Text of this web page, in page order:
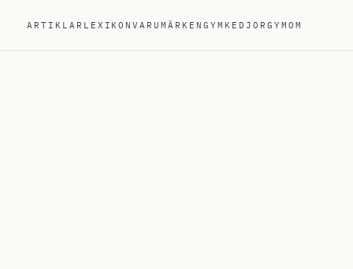
ARTIKLAR LEXIKONVARUMÄRKENGYMKEDJORGYMOM